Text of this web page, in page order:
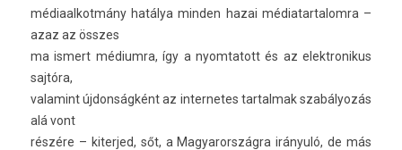
médiaal­kotmány hatálya mind­en hazai médiatar­talom­ra –
azaz az összes
ma is­mert médium­ra, így a nyom­tatott és az elektronikus
sajtóra,
valamint újdonságként az in­ter­netes tar­talmak szabályozás
alá vont
részére – kiter­jed, sőt, a Magyarország­ra irányuló, de más